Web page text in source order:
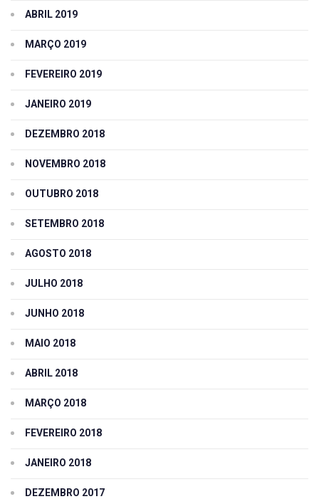
ABRIL 2019
MARÇO 2019
FEVEREIRO 2019
JANEIRO 2019
DEZEMBRO 2018
NOVEMBRO 2018
OUTUBRO 2018
SETEMBRO 2018
AGOSTO 2018
JULHO 2018
JUNHO 2018
MAIO 2018
ABRIL 2018
MARÇO 2018
FEVEREIRO 2018
JANEIRO 2018
DEZEMBRO 2017